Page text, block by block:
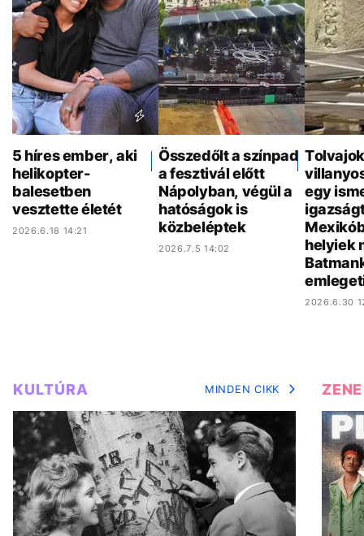
5 híres ember, aki
helikopter-
balesetben
vesztette életét
2026.6.18 14:21
Összedőlt a színpad
a fesztivál előtt
Nápolyban, végül a
hatóságok is
közbeléptek
2026.7.5 14:02
egy
helyiek
2026.6.30
KULTÚRA MINDEN CIKK ZENE